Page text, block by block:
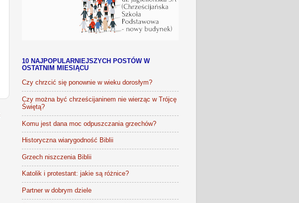
10 NAJPOPULARNIEJSZYCH POSTÓW W
OSTATNIM MIESIĄCU
Czy chrzcić się ponownie w wieku dorosłym?
Czy można być chrześcijaninem nie wierząc w Trójcę
Świętą?
Komu jest dana moc odpuszczania grzechów?
Historyczna wiarygodność Biblii
Grzech niszczenia Biblii
Katolik i protestant: jakie są różnice?
Partner w dobrym dziele